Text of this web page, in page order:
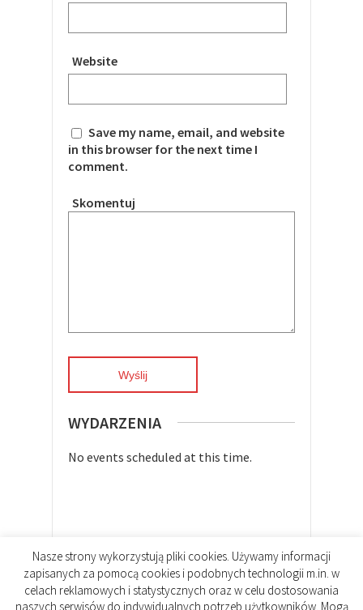
Website
Save my name, email, and website
in this browser for the next time I
comment.
Skomentuj
WYDARZENIA
No events scheduled at this time.
Nasze strony wykorzystują pliki cookies. Używamy informacji
zapisanych za pomocą cookies i podobnych technologii m.in. w
celach reklamowych i statystycznych oraz w celu dostosowania
naszych serwisów do indywidualnych potrzeb użytkowników. Mogą